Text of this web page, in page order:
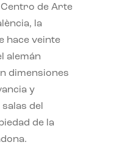
Centro de Arte
la
hace veinte
alemán
dimensiones
y
del
de la